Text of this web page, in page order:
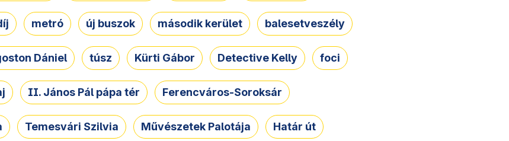
metró új buszok második kerület balesetveszély
Dániel túsz Kürti Gábor Detective Kelly foci
II. János Pál pápa tér Ferencváros-Soroksár
Temesvári Szilvia Művészetek Palotája Határ út